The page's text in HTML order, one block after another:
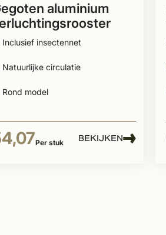
aluminium
Inclusief insectennet
Natuurlijke circulatie
Rond model
Per stuk BEKIJKEN